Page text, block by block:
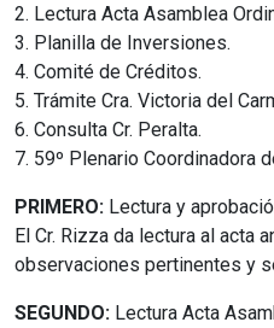
2. Lectura Acta Asamblea
3. Planilla de Inversiones.
4. Comité de Créditos.
5. Trámite Cra. Victoria del
6. Consulta Cr. Peralta.
7. 59º Plenario Coordinadora
PRIMERO: Lectura y
El Cr. Rizza da lectura al acta
observaciones pertinentes y
SEGUNDO: Lectura Acta